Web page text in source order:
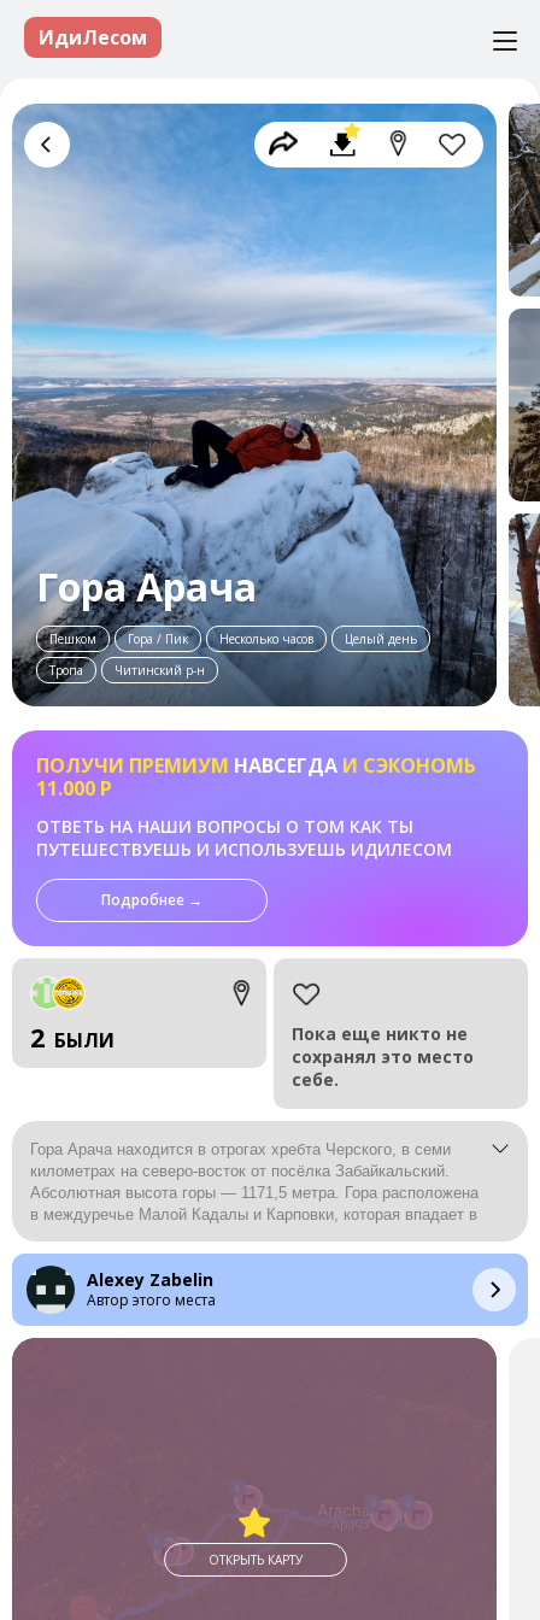
ИдиЛесом
Гора Арача
Пешком Гора / Пик Несколько часов
Целый день
Тропа
Читинский р-н
ПОЛУЧИ ПРЕМИУМ НАВСЕГДА И СЭКОНОМЬ
11.000 Р
ОТВЕТЬ НА НАШИ ВОПРОСЫ О ТОМ КАК ТЫ
ПУТЕШЕСТВУЕШЬ И ИСПОЛЬЗУЕШЬ ИДИЛЕСОМ
Подробнее →
2 БЫЛИ
Пока еще никто не
сохранял это место
себе.
Гора Арача находится в отрогах хребта Черского, в семи
километрах на северо-восток от посёлка Забайкальский.
Абсолютная высота горы — 1171,5 метра. Гора расположена
в междуречье Малой Кадалы и Карповки, которая впадает в
километров.
Alexey Zabelin
Автор этого места
5
ОТКРЫТЬ КАРТУ